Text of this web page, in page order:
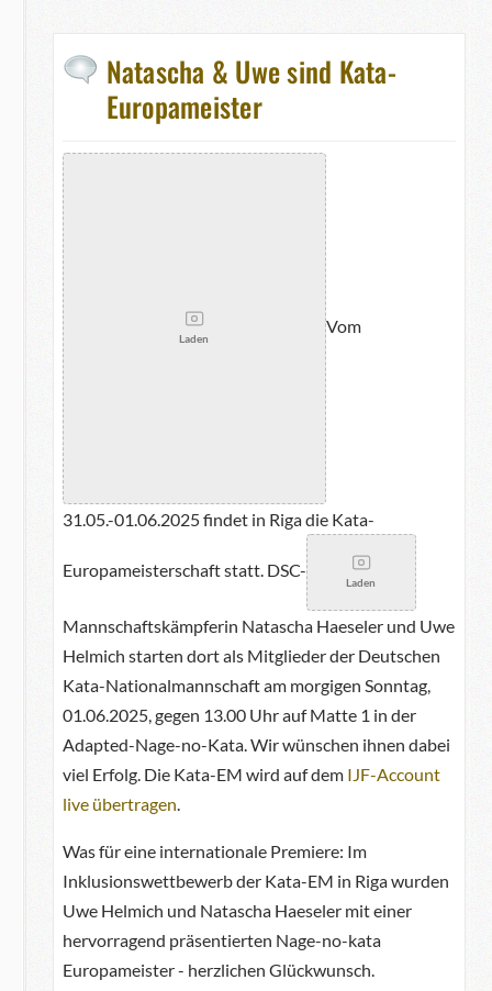
Natascha & Uwe sind Kata-
Europameister
Laden
Vom
31.05.-01.06.2025 findet in Riga die Kata-
Europameisterschaft statt. DSC-
Laden
Mannschaftskämpferin Natascha Haeseler und Uwe
Helmich starten dort als Mitglieder der Deutschen
Kata-Nationalmannschaft am morgigen Sonntag,
01.06.2025, gegen 13.00 Uhr auf Matte 1 in der
Adapted-Nage-no-Kata. Wir wünschen ihnen dabei
viel Erfolg. Die Kata-EM wird auf dem IJF-Account
live übertragen
Was für eine internationale Premiere: Im
Inklusionswettbewerb der Kata-EM in Riga wurden
Uwe Helmich und Natascha Haeseler mit einer
hervorragend präsentierten Nage-no-kata
Europameister - herzlichen Glückwunsch.